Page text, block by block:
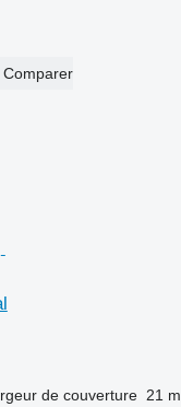
Comparer
de couverture 21 m